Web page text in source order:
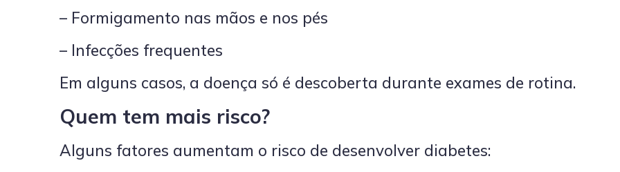
– Formigamento nas mãos e nos pés
– Infecções frequentes
Em alguns casos, a doença só é descoberta durante exames de rotina.
Quem tem mais risco?
Alguns fatores aumentam o risco de desenvolver diabetes: